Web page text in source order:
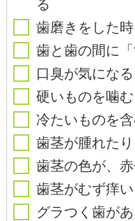
る
歯磨きをした
歯と歯の間に
口臭が気になる
硬いものを噛
冷たいものを
歯茎が腫れた
歯茎の色が、
歯茎がむず痒い
グラつく歯が